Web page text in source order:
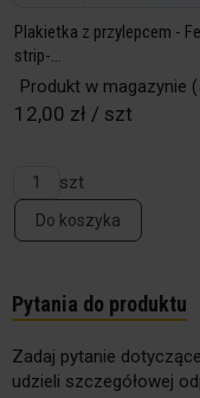
Plakietka z przylepcem -
strip-...
Produkt w magazynie
12,00 zł / szt
szt
Do koszyka
Pytania do produktu
Zadaj pytanie
udzieli szczegółowej